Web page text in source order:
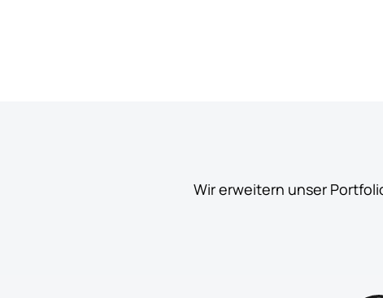
Wir erweitern unser